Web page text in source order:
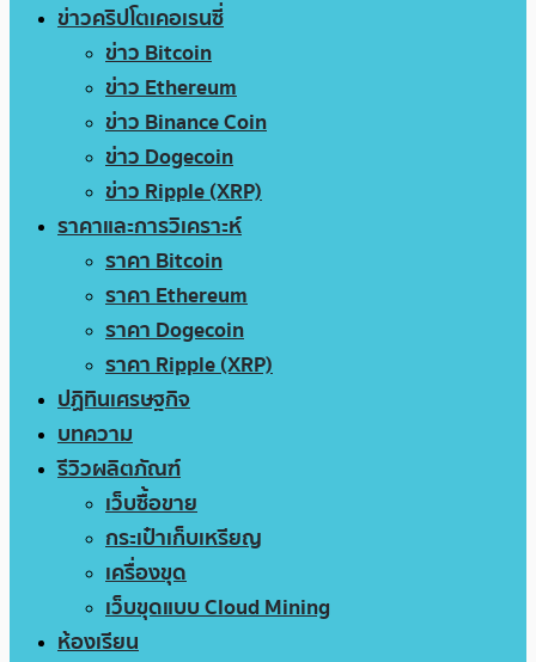
ข่าวคริปโตเคอเรนซี่
ข่าว Bitcoin
ข่าว Ethereum
ข่าว Binance Coin
ข่าว Dogecoin
ข่าว Ripple (XRP)
ราคาและการวิเคราะห์
ราคา Bitcoin
ราคา Ethereum
ราคา Dogecoin
ราคา Ripple (XRP)
ปฏิทินเศรษฐกิจ
บทความ
รีวิวผลิตภัณฑ์
เว็บซื้อขาย
กระเป๋าเก็บเหรียญ
เครื่องขุด
เว็บขุดแบบ Cloud Mining
ห้องเรียน